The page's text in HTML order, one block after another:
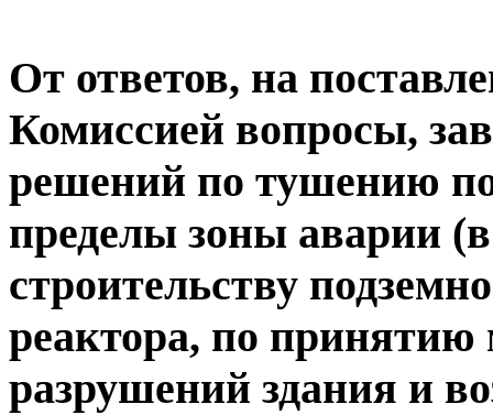
От ответов, на
Комиссией вопросы,
решений по тушению
пределы зоны аварии
строительству
реактора, по
разрушений здания и